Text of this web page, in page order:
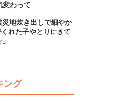
変わって
地炊き出しで細やか
れた子やとりにきて
ング